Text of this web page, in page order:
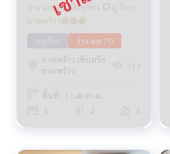
ว่าง มค 70 💥จตุจักร 💥 ยู วิภา-
ลาดพร้าว🔴🟢🟡
ว่าง มค 70
ลาดพร้าว เซ็นทรัล
ลาดพร้าว
พื้นที่ : 31.40 ตร.ม.
1 2 6